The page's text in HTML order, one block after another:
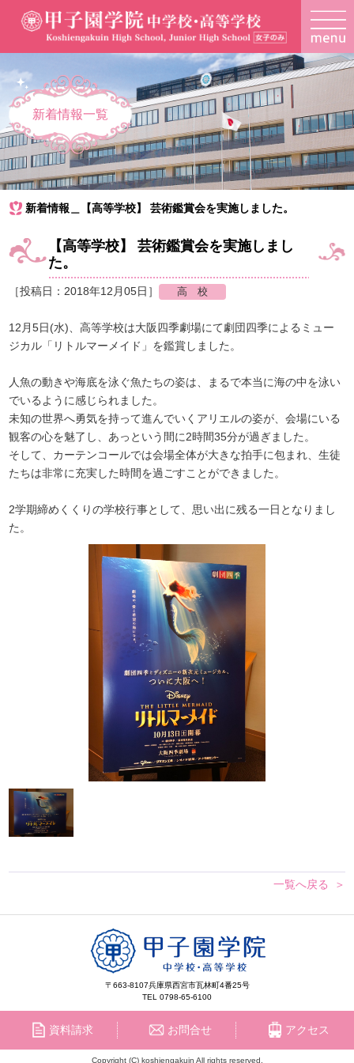
新着情報一覧
新着情報＿【高等学校】 芸術鑑賞会を実施しました。
【高等学校】 芸術鑑賞会を実施しまし
た。
［投稿日：2018年12月05日］
12月5日(水)、高等学校は大阪四季劇場にて劇団四季によるミュー
ジカル「リトルマーメイド」を鑑賞しました。
人魚の動きや海底を泳ぐ魚たちの姿は、まるで本当に海の中を泳い
でいるように感じられました。
未知の世界へ勇気を持って進んでいくアリエルの姿が、会場にいる
観客の心を魅了し、あっという間に2時間35分が過ぎました。
そして、カーテンコールでは会場全体が大きな拍手に包まれ、生徒
たちは非常に充実した時間を過ごすことができました。
2学期締めくくりの学校行事として、思い出に残る一日となりまし
た。
一覧へ戻る
資料請求 お問合せ アクセス
〒663-8107兵庫県西宮市瓦林町4番25号
TEL 0798-65-6100
Copyright (C) koshiengakuin All rights reserved.